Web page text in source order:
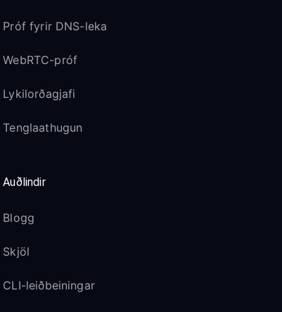
Próf fyrir DNS-leka
WebRTC-próf
Lykilorðagjafi
Tenglaathugun
Auðlindir
Blogg
Skjöl
CLI-leiðbeiningar